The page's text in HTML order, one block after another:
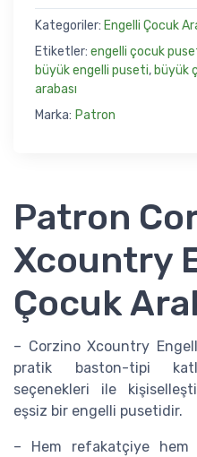
Kategoriler: Engelli Çocuk
Etiketler: engelli çocuk
büyük engelli puseti, büyük
arabası
Marka: Patron
Patron
Xcountry
Çocuk
– Corzino Xcountry
pratik baston-tipi
seçenekleri ile
eşsiz bir engelli pusetidir.
– Hem refakatçiye hem